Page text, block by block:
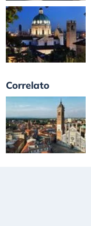
Correlato